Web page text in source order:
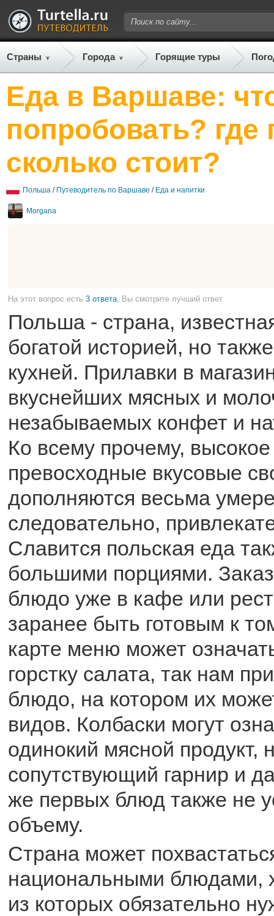
Страны Города Горящие туры
Еда в Варшаве:
попробовать? где
сколько стоит?
Польша / Путеводитель по Варшаве / Еда и напитки
Morgana
На этот вопрос есть 3 ответа , Вы смотрите лучший ответ
Польша - страна,
богатой историей, но
кухней. Прилавки в
вкуснейших мясных и
незабываемых конфет и
Ко всему прочему, высокое
превосходные вкусовые
дополняются весьма
следовательно,
Славится польская еда
большими порциями.
блюдо уже в кафе или
заранее быть готовым к
карте меню может
горстку салата, так нам
блюдо, на котором их
видов. Колбаски могут
одинокий мясной продукт,
сопутствующий гарнир и
же первых блюд также не
объему.
Страна может
национальными блюдами,
из которых обязательно